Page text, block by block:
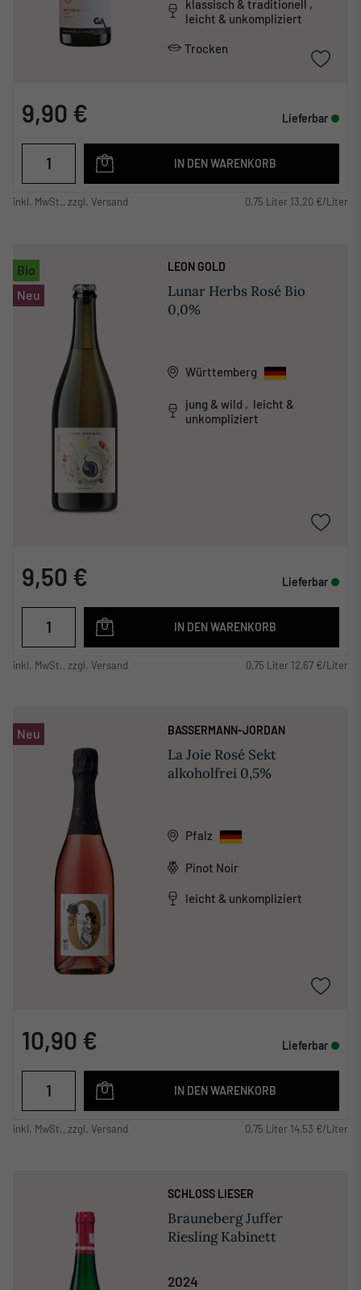
klassisch & traditionell ,
leicht & unkompliziert
Trocken
9,90 € Lieferbar
IN DEN WARENKORB
inkl. MwSt., zzgl. Versand 0,75 Liter 13,20 €/Liter
Bio
Neu
LEON GOLD
Lunar Herbs Rosé Bio
0,0%
Württemberg
jung & wild , leicht &
unkompliziert
9,50 € Lieferbar
IN DEN WARENKORB
inkl. MwSt., zzgl. Versand 0,75 Liter 12,67 €/Liter
Neu BASSERMANN-JORDAN
La Joie Rosé Sekt
alkoholfrei 0,5%
Pfalz
Pinot Noir
leicht & unkompliziert
10,90 € Lieferbar
IN DEN WARENKORB
inkl. MwSt., zzgl. Versand 0,75 Liter 14,53 €/Liter
SCHLOSS LIESER
Brauneberg Juffer
Riesling Kabinett
2024